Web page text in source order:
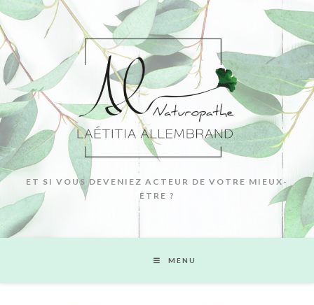
ET SI VOUS DEVENIEZ ACTEUR DE VOTRE MIEUX-
ÊTRE ?
MENU